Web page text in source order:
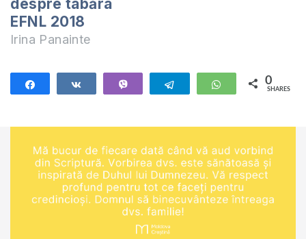
despre tabăra
EFNL 2018
Irina Panainte
Telegram WhatsApp
0
SHARES